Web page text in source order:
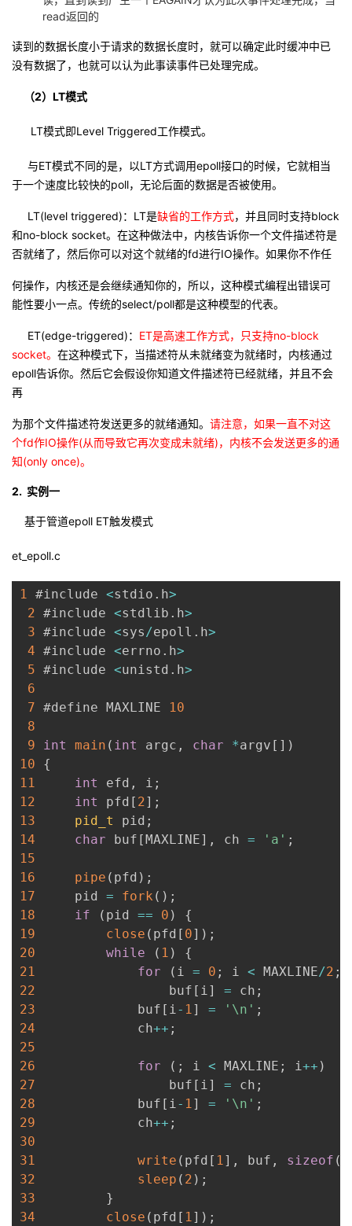
read返回的
读到的数据长度小于请求的数据长度时，就可以确定此时缓冲中已
没有数据了，也就可以认为此事读事件已处理完成。
（2）LT模式
LT模式即Level Triggered工作模式。
与ET模式不同的是，以LT方式调用epoll接口的时候，它就相当
于一个速度比较快的poll，无论后面的数据是否被使用。
LT(level triggered)：LT是缺省的工作方式，并且同时支持block
和no-block socket。在这种做法中，内核告诉你一个文件描述符是
否就绪了，然后你可以对这个就绪的fd进行IO操作。如果你不作任
何操作，内核还是会继续通知你的，所以，这种模式编程出错误可
能性要小一点。传统的select/poll都是这种模型的代表。
ET(edge-triggered)： ET是高速工作方式，只支持no-block
socket。 在这种模式下，当描述符从未就绪变为就绪时，内核通过
epoll告诉你。然后它会假设你知道文件描述符已经就绪，并且不会
再
为那个文件描述符发送更多的就绪通知。 请注意，如果一直不对这
个fd作IO操作(从而导致它再次变成未就绪)，内核不会发送更多的通
知(only once)。
2. 实例一
基于管道epoll ET触发模式
et_epoll.c
1 #include <stdio . h>
2 #include <stdlib . h>
3 #include <sys/epoll . h>
4 #include <errno . h>
5 #include <unistd . h>
6
7 #define MAXLINE
10
8
9
int main ( int argc , char *argv [ ] )
10
{
11
int efd , i ;
12
int pfd [ 2] ;
13
pid_t pid ;
14
char buf [MAXLINE] , ch = 'a' ;
15
16
pipe ( pfd ) ;
17
     pid
= fork ( ) ;
18
if ( pid == 0 )
{
19
close ( pfd [ 0] ) ;
20
while ( 1 )
{
21
for ( i = 0 ; i < MAXLINE/2 ;
22
                 buf
[ i] = ch ;
23
             buf
[ i- 1] = '\n' ;
24
             ch
++ ;
25
26
for ( ; i < MAXLINE ; i++ )
27
                 buf
[ i] = ch ;
28
             buf
[ i- 1] = '\n' ;
29
             ch
++ ;
30
31
write ( pfd [ 1] , buf , sizeof (
32
sleep ( 2 ) ;
33
}
34
close ( pfd [ 1] ) ;